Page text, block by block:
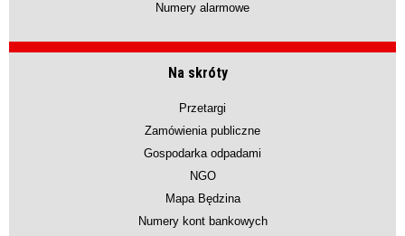
Numery alarmowe
Na skróty
Przetargi
Zamówienia publiczne
Gospodarka odpadami
NGO
Mapa Będzina
Numery kont bankowych